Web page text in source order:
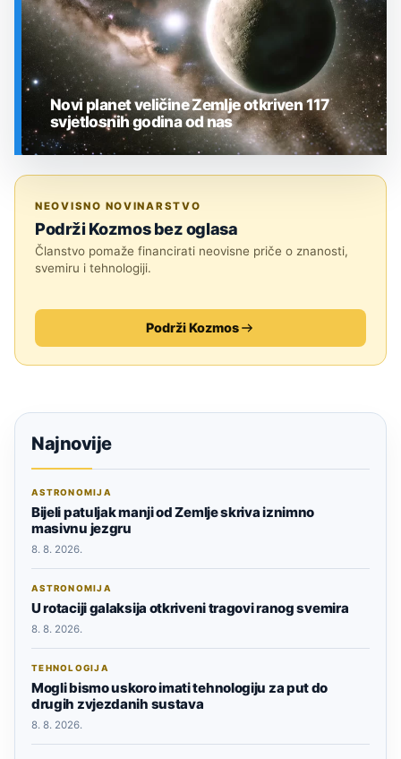
Novi planet veličine Zemlje otkriven 117
svjetlosnih godina od nas
NEOVISNO NOVINARSTVO
Podrži Kozmos bez oglasa
Članstvo pomaže financirati neovisne priče o znanosti,
svemiru i tehnologiji.
Podrži Kozmos
Najnovije
ASTRONOMIJA
Bijeli patuljak manji od Zemlje skriva iznimno
masivnu jezgru
8. 8. 2026.
ASTRONOMIJA
U rotaciji galaksija otkriveni tragovi ranog svemira
8. 8. 2026.
TEHNOLOGIJA
Mogli bismo uskoro imati tehnologiju za put do
drugih zvjezdanih sustava
8. 8. 2026.